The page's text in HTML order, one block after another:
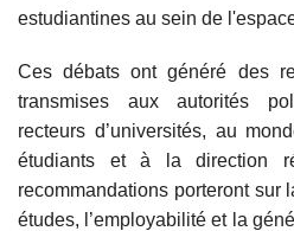
estudiantines au sein de
Ces débats ont généré des
transmises aux autorités
recteurs d’universités, au
étudiants et à la direction
recommandations porteront sur
études, l’employabilité et la